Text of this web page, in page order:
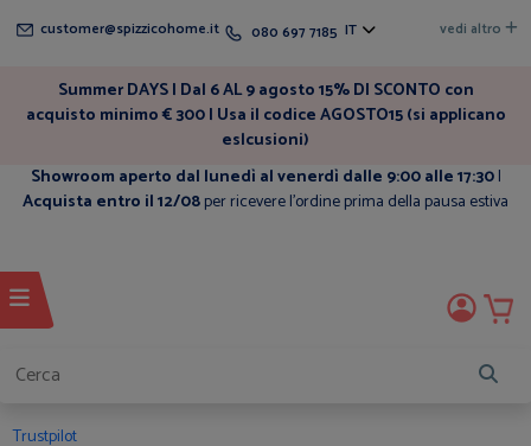
customer@spizzicohome.it 080 697 7185 IT vedi altro
Summer DAYS | Dal 6 AL 9 agosto 15% DI SCONTO con
acquisto minimo € 300 | Usa il codice AGOSTO15 (si applicano
eslcusioni)
Showroom aperto dal lunedì al venerdì dalle 9:00 alle 17:30|
Acquista entro il 12/08per ricevere l'ordine prima della pausa estiva
Trustpilot